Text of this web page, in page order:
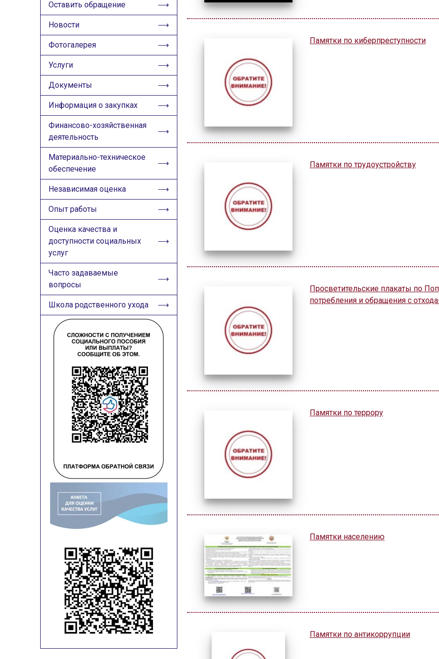
ИЗОБРАЖЕНИЯ
🔊 Включить озвучивание
Настройки по умолчанию
Настройки по умолчанию
Оставить обращение
Новости
Фотогалерея
Услуги
Документы
Информация о закупках
Финансово-хозяйственная
деятельность
Материально-техническое
обеспечение
Независимая оценка
Опыт работы
Оценка качества и
доступности социальных
услуг
Часто задаваемые
вопросы
Школа родственного ухода
Памятки по киберпреступности
Памятки по трудоустройству
Просветительские плакаты по
потребления и обращения с
Памятки по террору
Памятки населению
Памятки по антикоррупции